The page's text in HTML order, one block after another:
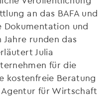
an das BAFA und
Dokumentation und
runden das
Julia
für die
kostenfreie Beratung
für Wirtschaft